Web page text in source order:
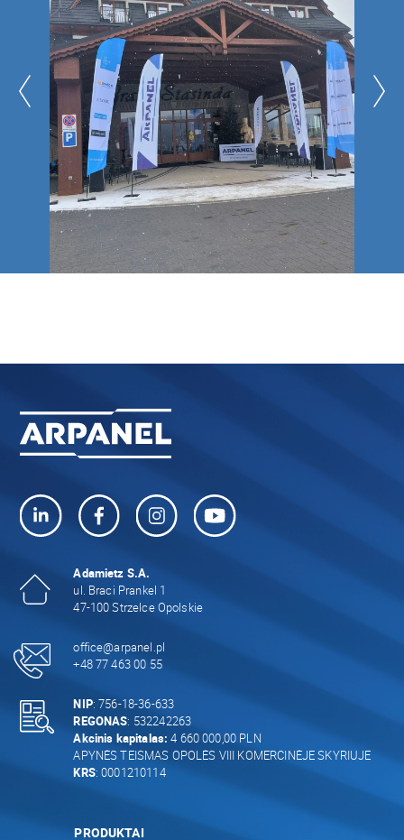
Adamietz S.A.
ul. Braci Prankel 1
47-100 Strzelce Opolskie
office@arpanel.pl
+48 77 463 00 55
NIP: 756-18-36-633
REGONAS: 532242263
Akcinis kapitalas: 4 660 000,00 PLN
APYNĖS TEISMAS OPOLĖS VIII KOMERCINĖJE SKYRIUJE
KRS: 0001210114
PRODUKTAI